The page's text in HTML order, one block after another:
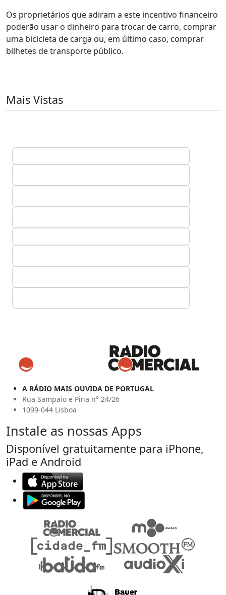
Os proprietários que adiram a este incentivo financeiro
poderão usar o dinheiro para trocar de carro, comprar
uma bicicleta de carga ou, em último caso, comprar
bilhetes de transporte público.
Mais Vistas
A RÁDIO MAIS OUVIDA DE PORTUGAL
Rua Sampaio e Pina n° 24/26
1099-044 Lisboa
Instale as nossas Apps
Disponível gratuitamente para iPhone,
iPad e Android